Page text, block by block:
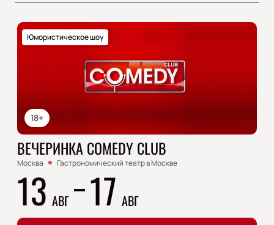
18+
Юмористическое шоу
ВЕЧЕРИНКА COMEDY CLUB
Москва Гастрономический театр в Москве
13 АВГ 17 АВГ